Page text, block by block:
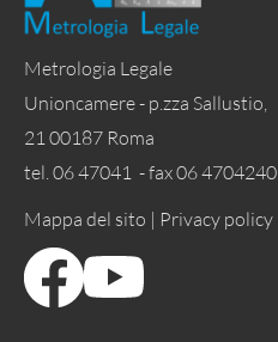
Metrologia Legale
Unioncamere - p.zza Sallustio,
21 00187 Roma
tel. 06 47041 - fax 06 4704240
Mappa del sito | Privacy policy